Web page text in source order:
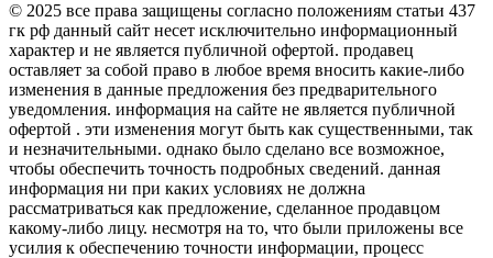
© 2025 все права защищены согласно положениям статьи 437
гк рф данный сайт несет исключительно информационный
характер и не является публичной офертой. продавец
оставляет за собой право в любое время вносить какие-либо
изменения в данные предложения без предварительного
уведомления. информация на сайте не является публичной
офертой . эти изменения могут быть как существенными, так
и незначительными. однако было сделано все возможное,
чтобы обеспечить точность подробных сведений. данная
информация ни при каких условиях не должна
рассматриваться как предложение, сделанное продавцом
какому-либо лицу. несмотря на то, что были приложены все
усилия к обеспечению точности информации, процесс